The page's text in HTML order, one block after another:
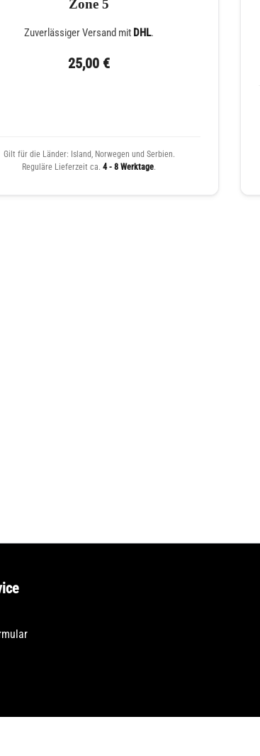
Zone 5
Zuverlässiger Versand mit DHL.
25,00 €
Gilt für die Länder: Island, Norwegen und Serbien.
Reguläre Lieferzeit ca.4 - 8 Werktage.